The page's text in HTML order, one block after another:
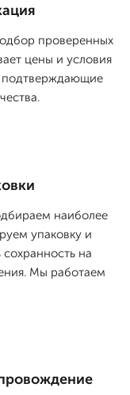
проверенных
цены и условия
подтверждающие
наиболее
упаковку и
на
Мы работаем